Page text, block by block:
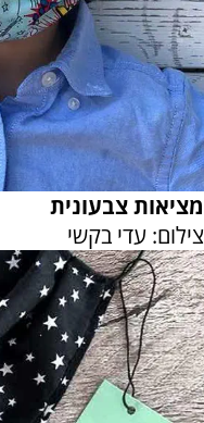
מציאות צבעונית
צילום: עדי בקשי